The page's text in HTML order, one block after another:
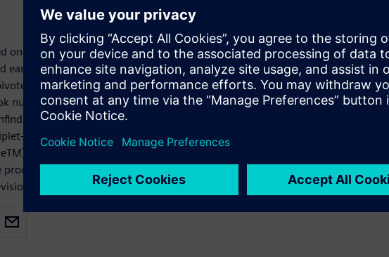
on pathfinding and prototyping the design
early predictive multiphysics analysis. In
to detailed physical implementation of
number seven, we focused on the process of
definition and the optimization of
to-chiplet interfaces using the Universal
protocol. In this eBook, the eighth and
of design data and design IP
control.